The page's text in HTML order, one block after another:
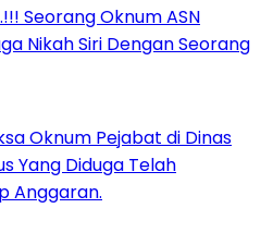
Seorang Oknum ASN
Nikah Siri Dengan Seorang
Oknum Pejabat di Dinas
Yang Diduga Telah
Anggaran.